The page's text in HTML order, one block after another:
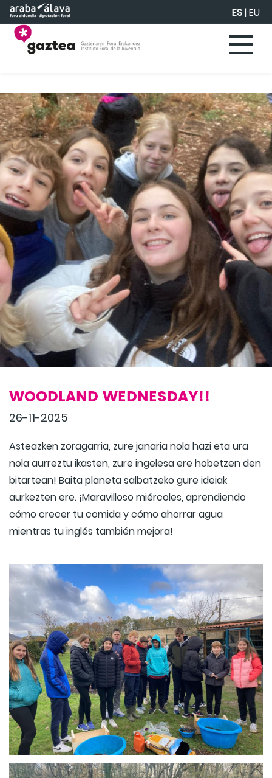
Saltar al contenido principal ES|EU
WOODLAND WEDNESDAY!!
26-11-2025
Asteazken zoragarria, zure janaria nola hazi eta ura
nola aurreztu ikasten, zure ingelesa ere hobetzen den
bitartean! Baita planeta salbatzeko gure ideiak
aurkezten ere. ¡Maravilloso miércoles, aprendiendo
cómo crecer tu comida y cómo ahorrar agua
mientras tu inglés también mejora!